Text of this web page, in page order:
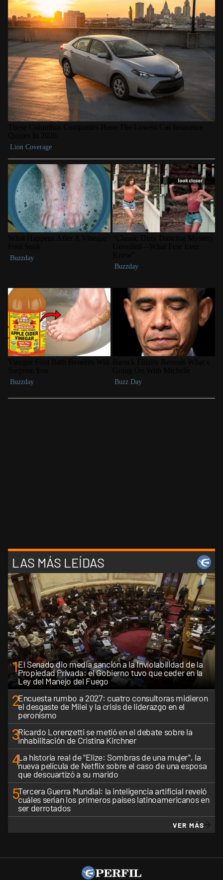
LAS MÁS LEÍDAS
1El Senado dio media sanción a la Inviolabilidad de la
Propiedad Privada: el Gobierno tuvo que ceder en la
Ley del Manejo del Fuego
2Encuesta rumbo a 2027: cuatro consultoras midieron
el desgaste de Milei y la crisis de liderazgo en el
peronismo
3Ricardo Lorenzetti se metió en el debate sobre la
inhabilitación de Cristina Kirchner
4La historia real de "Elize: Sombras de una mujer", la
nueva película de Netflix sobre el caso de una esposa
que descuartizó a su marido
5Tercera Guerra Mundial: la inteligencia artificial reveló
cuáles serían los primeros países latinoamericanos en
ser derrotados
VER MÁS